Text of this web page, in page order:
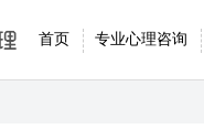
首页 专业心理咨询